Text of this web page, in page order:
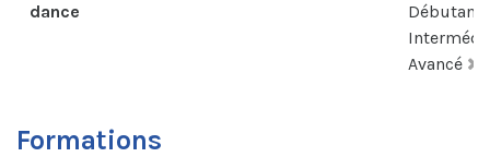
dance
Débutant
Avancé
Formations